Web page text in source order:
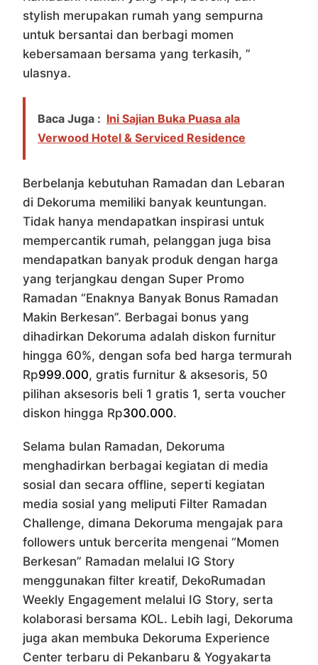
stylish merupakan rumah yang sempurna
untuk bersantai dan berbagi momen
kebersamaan bersama yang terkasih, ”
ulasnya.
Baca Juga : Ini Sajian Buka Puasa ala
Verwood Hotel & Serviced Residence
Berbelanja kebutuhan Ramadan dan Lebaran
di Dekoruma memiliki banyak keuntungan.
Tidak hanya mendapatkan inspirasi untuk
mempercantik rumah, pelanggan juga bisa
mendapatkan banyak produk dengan harga
yang terjangkau dengan Super Promo
Ramadan “Enaknya Banyak Bonus Ramadan
Makin Berkesan”. Berbagai bonus yang
dihadirkan Dekoruma adalah diskon furnitur
hingga 60%, dengan sofa bed harga termurah
Rp999.000, gratis furnitur & aksesoris, 50
pilihan aksesoris beli 1 gratis 1, serta voucher
diskon hingga Rp300.000.
Selama bulan Ramadan, Dekoruma
menghadirkan berbagai kegiatan di media
sosial dan secara offline, seperti kegiatan
media sosial yang meliputi Filter Ramadan
Challenge, dimana Dekoruma mengajak para
followers untuk bercerita mengenai “Momen
Berkesan” Ramadan melalui IG Story
menggunakan filter kreatif, DekoRumadan
Weekly Engagement melalui IG Story, serta
kolaborasi bersama KOL. Lebih lagi, Dekoruma
juga akan membuka Dekoruma Experience
Center terbaru di Pekanbaru & Yogyakarta